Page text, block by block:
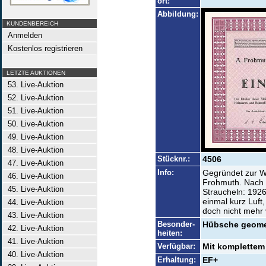
KUNDENBEREICH
Anmelden
Kostenlos registrieren
LETZTE AUKTIONEN
53. Live-Auktion
52. Live-Auktion
51. Live-Auktion
50. Live-Auktion
49. Live-Auktion
48. Live-Auktion
47. Live-Auktion
46. Live-Auktion
45. Live-Auktion
44. Live-Auktion
43. Live-Auktion
42. Live-Auktion
41. Live-Auktion
40. Live-Auktion
Abbildung:
Stücknr.: 4506
Info:
Gegründet zur
Frohmuth. Nach
Straucheln:
einmal kurz
doch nicht mehr
Besonder-
heiten:
Hübsche
Verfügbar: Mit
Erhaltung: EF+